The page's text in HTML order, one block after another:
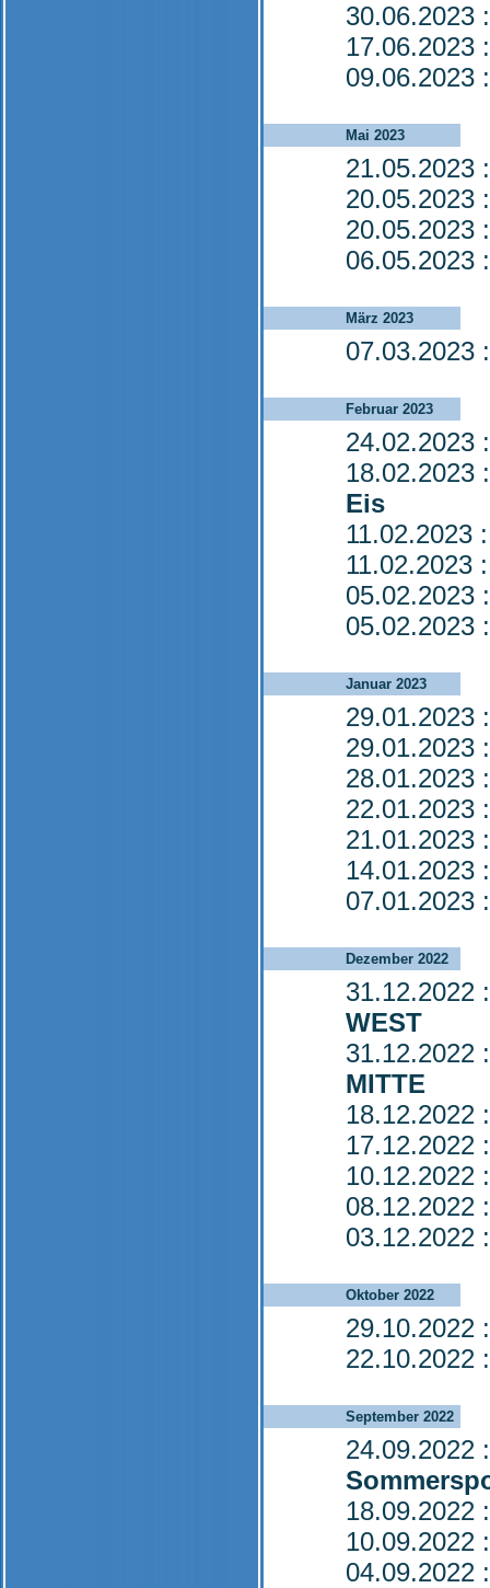
30.06.2023
17.06.2023
09.06.2023
Mai 2023
21.05.2023
20.05.2023
20.05.2023
06.05.2023
März 2023
07.03.2023
Februar 2023
24.02.2023
18.02.2023
Eis
11.02.2023
11.02.2023
05.02.2023
05.02.2023
Januar 2023
29.01.2023
29.01.2023
28.01.2023
22.01.2023
21.01.2023
14.01.2023
07.01.2023
Dezember 2022
31.12.2022
WEST
31.12.2022
MITTE
18.12.2022
17.12.2022
10.12.2022
08.12.2022
03.12.2022
Oktober 2022
29.10.2022
22.10.2022
September 2022
24.09.2022
18.09.2022
10.09.2022
04.09.2022